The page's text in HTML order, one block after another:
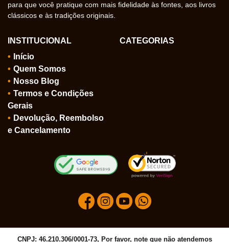
para que você pratique com mais fidelidade às fontes, aos livros
clássicos e às tradições originais.
INSTITUCIONAL
Início
Quem Somos
Nosso Blog
Termos e Condições
Gerais
Devolução, Reembolso
e Cancelamento
CATEGORIAS
CNPJ: 46.210.306/0001-73, Por favor, note que não atendemos